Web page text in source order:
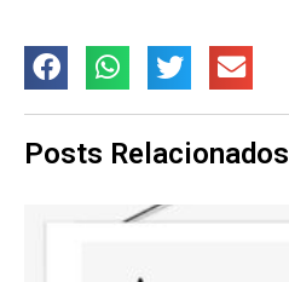
Posts Relacionados